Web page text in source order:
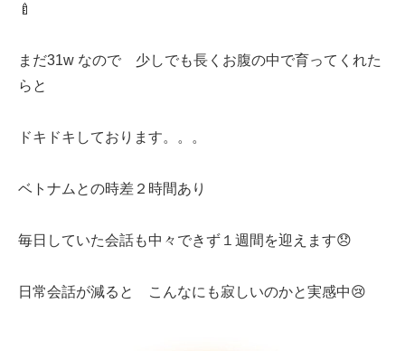
🍼
まだ31w なので 少しでも長くお腹の中で育ってくれた
らと
ドキドキしております。。。
ベトナムとの時差２時間あり
毎日していた会話も中々できず１週間を迎えます😞
日常会話が減ると こんなにも寂しいのかと実感中😢